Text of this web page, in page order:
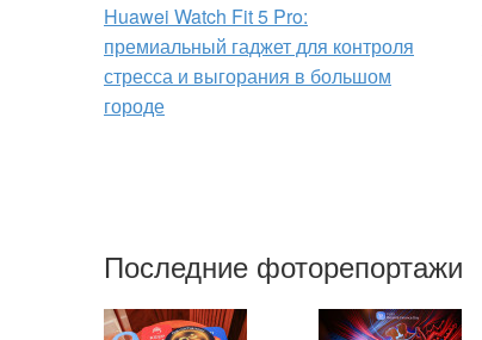
Huawei Watch Fit 5 Pro:
премиальный гаджет для контроля
стресса и выгорания в большом
городе
Последние фоторепортажи